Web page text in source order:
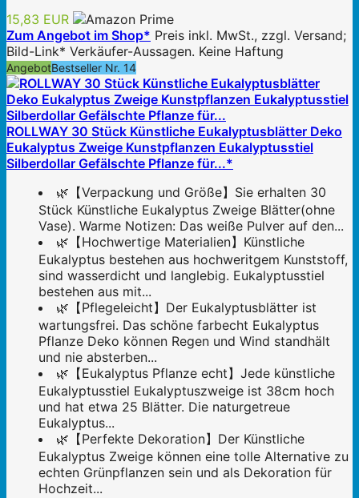
15,83 EUR
Zum Angebot im Shop* Preis inkl. MwSt., zzgl. Versand;
Bild-Link* Verkäufer-Aussagen. Keine Haftung
AngebotBestseller Nr. 14
ROLLWAY 30 Stück Künstliche Eukalyptusblätter Deko
Eukalyptus Zweige Kunstpflanzen Eukalyptusstiel
Silberdollar Gefälschte Pflanze für...*
🌿【Verpackung und Größe】Sie erhalten 30
Stück Künstliche Eukalyptus Zweige Blätter(ohne
Vase). Warme Notizen: Das weiße Pulver auf den...
🌿【Hochwertige Materialien】Künstliche
Eukalyptus bestehen aus hochweritgem Kunststoff,
sind wasserdicht und langlebig. Eukalyptusstiel
bestehen aus mit...
🌿【Pflegeleicht】Der Eukalyptusblätter ist
wartungsfrei. Das schöne farbecht Eukalyptus
Pflanze Deko können Regen und Wind standhält
und nie absterben...
🌿【Eukalyptus Pflanze echt】Jede künstliche
Eukalyptusstiel Eukalyptuszweige ist 38cm hoch
und hat etwa 25 Blätter. Die naturgetreue
Eukalyptus...
🌿【Perfekte Dekoration】Der Künstliche
Eukalyptus Zweige können eine tolle Alternative zu
echten Grünpflanzen sein und als Dekoration für
Hochzeit...